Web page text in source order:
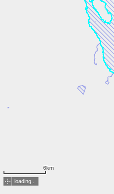
6km
loading...